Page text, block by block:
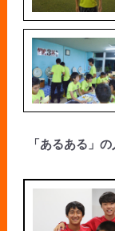
「あるある」